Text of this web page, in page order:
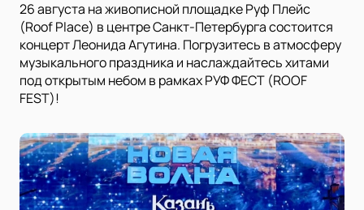
26 августа на живописной площадке Руф Плейс
(Roof Place) в центре Санкт-Петербурга состоится
концерт Леонида Агутина. Погрузитесь в атмосферу
музыкального праздника и наслаждайтесь хитами
под открытым небом в рамках РУФ ФЕСТ (ROOF
FEST)!